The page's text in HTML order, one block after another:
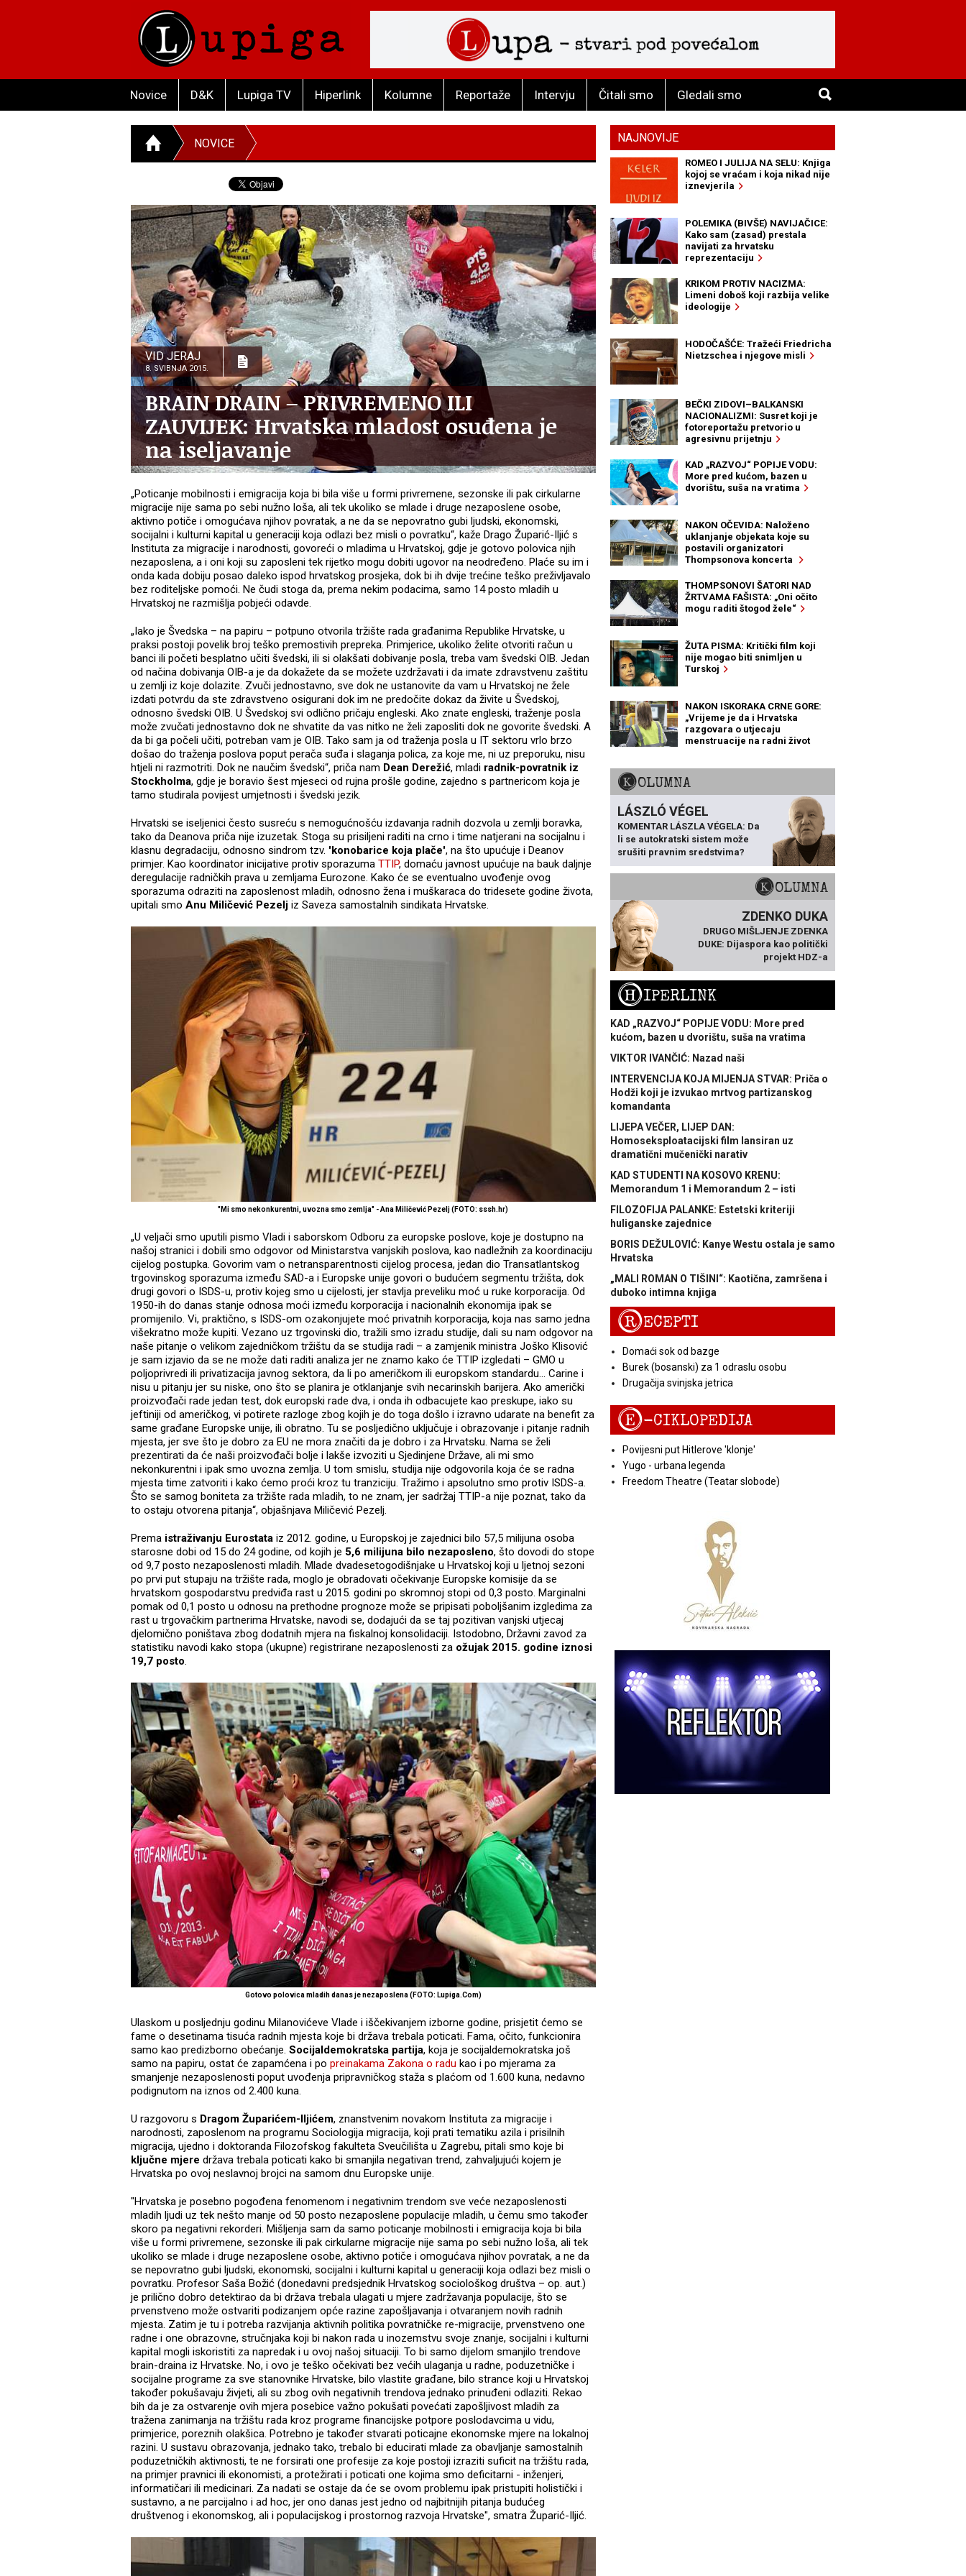
Novice D&K Lupiga TV Hiperlink Kolumne Reportaže Intervju Čitali smo Gledali smo
NOVICE
VID JERAJ
8. SVIBNJA 2015.
BRAIN DRAIN – PRIVREMENO ILI
ZAUVIJEK: Hrvatska mladost osuđena je
na iseljavanje
„Poticanje mobilnosti i emigracija koja bi bila više u formi privremene, sezonske ili pak cirkularne
migracije nije sama po sebi nužno loša, ali tek ukoliko se mlade i druge nezaposlene osobe,
aktivno potiče i omogućava njihov povratak, a ne da se nepovratno gubi ljudski, ekonomski,
socijalni i kulturni kapital u generaciji koja odlazi bez misli o povratku“, kaže Drago Župarić-Iljić s
Instituta za migracije i narodnosti, govoreći o mladima u Hrvatskoj, gdje je gotovo polovica njih
nezaposlena, a i oni koji su zaposleni tek rijetko mogu dobiti ugovor na neodređeno. Plaće su im i
onda kada dobiju posao daleko ispod hrvatskog prosjeka, dok bi ih dvije trećine teško preživljavalo
bez roditeljske pomoći. Ne čudi stoga da, prema nekim podacima, samo 14 posto mladih u
Hrvatskoj ne razmišlja pobjeći odavde.
„Iako je Švedska – na papiru – potpuno otvorila tržište rada građanima Republike Hrvatske, u
praksi postoji povelik broj teško premostivih prepreka. Primjerice, ukoliko želite otvoriti račun u
banci ili početi besplatno učiti švedski, ili si olakšati dobivanje posla, treba vam švedski OIB. Jedan
od načina dobivanja OIB-a je da dokažete da se možete uzdržavati i da imate zdravstvenu zaštitu
u zemlji iz koje dolazite. Zvuči jednostavno, sve dok ne ustanovite da vam u Hrvatskoj ne žele
izdati potvrdu da ste zdravstveno osigurani dok im ne predočite dokaz da živite u Švedskoj,
odnosno švedski OIB. U Švedskoj svi odlično pričaju engleski. Ako znate engleski, traženje posla
može zvučati jednostavno dok ne shvatite da vas nitko ne želi zaposliti dok ne govorite švedski. A
da bi ga počeli učiti, potreban vam je OIB. Tako sam ja od traženja posla u IT sektoru vrlo brzo
došao do traženja poslova poput perača suđa i slaganja polica, za koje me, ni uz preporuku, nisu
htjeli ni razmotriti. Dok ne naučim švedski“, priča nam Dean Derežić, mladi radnik-povratnik iz
Stockholma, gdje je boravio šest mjeseci od rujna prošle godine, zajedno s partnericom koja je
tamo studirala povijest umjetnosti i švedski jezik.
Hrvatski se iseljenici često susreću s nemogućnošću izdavanja radnih dozvola u zemlji boravka,
tako da Deanova priča nije izuzetak. Stoga su prisiljeni raditi na crno i time natjerani na socijalnu i
klasnu degradaciju, odnosno sindrom tzv. 'konobarice koja plače', na što upućuje i Deanov
primjer. Kao koordinator inicijative protiv sporazuma TTIP, domaću javnost upućuje na bauk daljnje
deregulacije radničkih prava u zemljama Eurozone. Kako će se eventualno uvođenje ovog
sporazuma odraziti na zaposlenost mladih, odnosno žena i muškaraca do tridesete godine života,
upitali smo Anu Miličević Pezelj iz Saveza samostalnih sindikata Hrvatske.
"Mi smo nekonkurentni, uvozna smo zemlja" - Ana Miličević Pezelj (FOTO: sssh.hr)
„U veljači smo uputili pismo Vladi i saborskom Odboru za europske poslove, koje je dostupno na
našoj stranici i dobili smo odgovor od Ministarstva vanjskih poslova, kao nadležnih za koordinaciju
cijelog postupka. Govorim vam o netransparentnosti cijelog procesa, jedan dio Transatlantskog
trgovinskog sporazuma između SAD-a i Europske unije govori o budućem segmentu tržišta, dok
drugi govori o ISDS-u, protiv kojeg smo u cijelosti, jer stavlja preveliku moć u ruke korporacija. Od
1950-ih do danas stanje odnosa moći između korporacija i nacionalnih ekonomija ipak se
promijenilo. Vi, praktično, s ISDS-om ozakonjujete moć privatnih korporacija, koja nas samo jedna
višekratno može kupiti. Vezano uz trgovinski dio, tražili smo izradu studije, dali su nam odgovor na
naše pitanje o velikom zajedničkom tržištu da se studija radi – a zamjenik ministra Joško Klisović
je sam izjavio da se ne može dati raditi analiza jer ne znamo kako će TTIP izgledati – GMO u
poljoprivredi ili privatizacija javnog sektora, da li po američkom ili europskom standardu... Carine i
nisu u pitanju jer su niske, ono što se planira je otklanjanje svih necarinskih barijera. Ako američki
proizvođači rade jedan test, dok europski rade dva, i onda ih odbacujete kao preskupe, iako su
jeftiniji od američkog, vi potirete razloge zbog kojih je do toga došlo i izravno udarate na benefit za
same građane Europske unije, ili obratno. Tu se posljedično uključuje i obrazovanje i pitanje radnih
mjesta, jer sve što je dobro za EU ne mora značiti da je dobro i za Hrvatsku. Nama se želi
prezentirati da će naši proizvođači bolje i lakše izvoziti u Sjedinjene Države, ali mi smo
nekonkurentni i ipak smo uvozna zemlja. U tom smislu, studija nije odgovorila koja će se radna
mjesta time zatvoriti i kako ćemo proći kroz tu tranziciju. Tražimo i apsolutno smo protiv ISDS-a.
Što se samog boniteta za tržište rada mladih, to ne znam, jer sadržaj TTIP-a nije poznat, tako da
to ostaju otvorena pitanja“, objašnjava Miličević Pezelj.
Prema istraživanju Eurostata iz 2012. godine, u Europskoj je zajednici bilo 57,5 milijuna osoba
starosne dobi od 15 do 24 godine, od kojih je 5,6 milijuna bilo nezaposleno, što dovodi do stope
od 9,7 posto nezaposlenosti mladih. Mlade dvadesetogodišnjake u Hrvatskoj koji u ljetnoj sezoni
po prvi put stupaju na tržište rada, moglo je obradovati očekivanje Europske komisije da se
hrvatskom gospodarstvu predviđa rast u 2015. godini po skromnoj stopi od 0,3 posto. Marginalni
pomak od 0,1 posto u odnosu na prethodne prognoze može se pripisati poboljšanim izgledima za
rast u trgovačkim partnerima Hrvatske, navodi se, dodajući da se taj pozitivan vanjski utjecaj
djelomično poništava zbog dodatnih mjera na fiskalnoj konsolidaciji. Istodobno, Državni zavod za
statistiku navodi kako stopa (ukupne) registrirane nezaposlenosti za ožujak 2015. godine iznosi
19,7 posto.
Gotovo polovica mladih danas je nezaposlena (FOTO: Lupiga.Com)
Ulaskom u posljednju godinu Milanovićeve Vlade i iščekivanjem izborne godine, prisjetit ćemo se
fame o desetinama tisuća radnih mjesta koje bi država trebala poticati. Fama, očito, funkcionira
samo kao predizborno obećanje. Socijaldemokratska partija, koja je socijaldemokratska još
samo na papiru, ostat će zapamćena i po preinakama Zakona o radu kao i po mjerama za
smanjenje nezaposlenosti poput uvođenja pripravničkog staža s plaćom od 1.600 kuna, nedavno
podignutom na iznos od 2.400 kuna.
U razgovoru s Dragom Župarićem-Iljićem, znanstvenim novakom Instituta za migracije i
narodnosti, zaposlenom na programu Sociologija migracija, koji prati tematiku azila i prisilnih
migracija, ujedno i doktoranda Filozofskog fakulteta Sveučilišta u Zagrebu, pitali smo koje bi
ključne mjere država trebala poticati kako bi smanjila negativan trend, zahvaljujući kojem je
Hrvatska po ovoj neslavnoj brojci na samom dnu Europske unije.
"Hrvatska je posebno pogođena fenomenom i negativnim trendom sve veće nezaposlenosti
mladih ljudi uz tek nešto manje od 50 posto nezaposlene populacije mladih, u čemu smo također
skoro pa negativni rekorderi. Mišljenja sam da samo poticanje mobilnosti i emigracija koja bi bila
više u formi privremene, sezonske ili pak cirkularne migracije nije sama po sebi nužno loša, ali tek
ukoliko se mlade i druge nezaposlene osobe, aktivno potiče i omogućava njihov povratak, a ne da
se nepovratno gubi ljudski, ekonomski, socijalni i kulturni kapital u generaciji koja odlazi bez misli o
povratku. Profesor Saša Božić (donedavni predsjednik Hrvatskog sociološkog društva – op. aut.)
je prilično dobro detektirao da bi država trebala ulagati u mjere zadržavanja populacije, što se
prvenstveno može ostvariti podizanjem opće razine zapošljavanja i otvaranjem novih radnih
mjesta. Zatim je tu i potreba razvijanja aktivnih politika povratničke re-migracije, prvenstveno one
radne i one obrazovne, stručnjaka koji bi nakon rada u inozemstvu svoje znanje, socijalni i kulturni
kapital mogli iskoristiti za napredak i u ovoj našoj situaciji. To bi samo dijelom smanjilo trendove
brain-draina iz Hrvatske. No, i ovo je teško očekivati bez većih ulaganja u radne, poduzetničke i
socijalne programe za sve stanovnike Hrvatske, bilo vlastite građane, bilo strance koji u Hrvatskoj
također pokušavaju živjeti, ali su zbog ovih negativnih trendova jednako prinuđeni odlaziti. Rekao
bih da je za ostvarenje ovih mjera posebice važno pokušati povećati zapošljivost mladih za
tražena zanimanja na tržištu rada kroz programe financijske potpore poslodavcima u vidu,
primjerice, poreznih olakšica. Potrebno je također stvarati poticajne ekonomske mjere na lokalnoj
razini. U sustavu obrazovanja, jednako tako, trebalo bi educirati mlade za obavljanje samostalnih
poduzetničkih aktivnosti, te ne forsirati one profesije za koje postoji izraziti suficit na tržištu rada,
na primjer pravnici ili ekonomisti, a protežirati i poticati one kojima smo deficitarni - inženjeri,
informatičari ili medicinari. Za nadati se ostaje da će se ovom problemu ipak pristupiti holistički i
sustavno, a ne parcijalno i ad hoc, jer ono danas jest jedno od najbitnijih pitanja budućeg
društvenog i ekonomskog, ali i populacijskog i prostornog razvoja Hrvatske", smatra Župarić-Iljić.
NAJNOVIJE
ROMEO I JULIJA NA SELU: Knjiga
kojoj se vraćam i koja nikad nije
iznevjerila
POLEMIKA (BIVŠE) NAVIJAČICE:
Kako sam (zasad) prestala
navijati za hrvatsku
reprezentaciju
KRIKOM PROTIV NACIZMA:
Limeni doboš koji razbija velike
ideologije
HODOČAŠĆE: Tražeći Friedricha
Nietzschea i njegove misli
BEČKI ZIDOVI–BALKANSKI
NACIONALIZMI: Susret koji je
fotoreportažu pretvorio u
agresivnu prijetnju
KAD „RAZVOJ“ POPIJE VODU:
More pred kućom, bazen u
dvorištu, suša na vratima
NAKON OČEVIDA: Naloženo
uklanjanje objekata koje su
postavili organizatori
Thompsonova koncerta
THOMPSONOVI ŠATORI NAD
ŽRTVAMA FAŠISTA: „Oni očito
mogu raditi štogod žele“
ŽUTA PISMA: Kritički film koji
nije mogao biti snimljen u
Turskoj
NAKON ISKORAKA CRNE GORE:
„Vrijeme je da i Hrvatska
razgovara o utjecaju
menstruacije na radni život
KOLUMNA
LÁSZLÓ VÉGEL
KOMENTAR LÁSZLA VÉGELA: Da
li se autokratski sistem može
srušiti pravnim sredstvima?
KOLUMNA
ZDENKO DUKA
DRUGO MIŠLJENJE ZDENKA
DUKE: Dijaspora kao politički
projekt HDZ-a
HIPERLINK
KAD „RAZVOJ“ POPIJE VODU: More pred
kućom, bazen u dvorištu, suša na vratima
VIKTOR IVANČIĆ: Nazad naši
INTERVENCIJA KOJA MIJENJA STVAR: Priča o
Hodži koji je izvukao mrtvog partizanskog
komandanta
LIJEPA VEČER, LIJEP DAN:
Homoseksploatacijski film lansiran uz
dramatični mučenički narativ
KAD STUDENTI NA KOSOVO KRENU:
Memorandum 1 i Memorandum 2 – isti
FILOZOFIJA PALANKE: Estetski kriteriji
huliganske zajednice
BORIS DEŽULOVIĆ: Kanye Westu ostala je samo
Hrvatska
„MALI ROMAN O TIŠINI“: Kaotična, zamršena i
duboko intimna knjiga
RECEPTI
Domaći sok od bazge
Burek (bosanski) za 1 odraslu osobu
Drugačija svinjska jetrica
E-CIKLOPEDIJA
Povijesni put Hitlerove 'klonje'
Yugo - urbana legenda
Freedom Theatre (Teatar slobode)